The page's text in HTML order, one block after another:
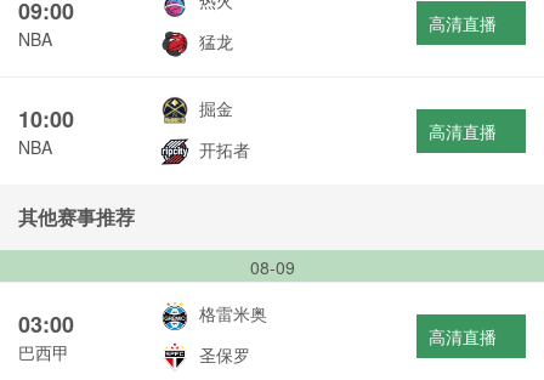
09:00
NBA
猛龙
高清直播
10:00
NBA
掘金
开拓者
高清直播
其他赛事推荐
08-09
03:00
巴西甲
格雷米奥
圣保罗
高清直播